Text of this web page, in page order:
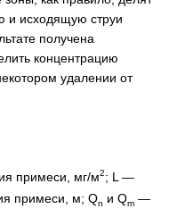
и исходящую струи
получена
концентрацию
удалении от
примеси, мг/м2; L —
примеси, м; Qn и Qm —